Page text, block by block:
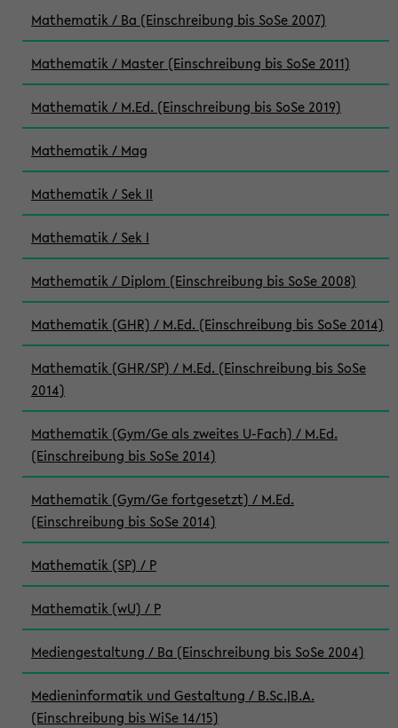
Mathematik / Ba (Einschreibung bis SoSe 2007)
Mathematik / Master (Einschreibung bis SoSe 2011)
Mathematik / M.Ed. (Einschreibung bis SoSe 2019)
Mathematik / Mag
Mathematik / Sek II
Mathematik / Sek I
Mathematik / Diplom (Einschreibung bis SoSe 2008)
Mathematik (GHR) / M.Ed. (Einschreibung bis SoSe 2014)
Mathematik (GHR/SP) / M.Ed. (Einschreibung bis SoSe
2014)
Mathematik (Gym/Ge als zweites U-Fach) / M.Ed.
(Einschreibung bis SoSe 2014)
Mathematik (Gym/Ge fortgesetzt) / M.Ed.
(Einschreibung bis SoSe 2014)
Mathematik (SP) / P
Mathematik (wU) / P
Mediengestaltung / Ba (Einschreibung bis SoSe 2004)
Medieninformatik und Gestaltung / B.Sc.|B.A.
(Einschreibung bis WiSe 14/15)